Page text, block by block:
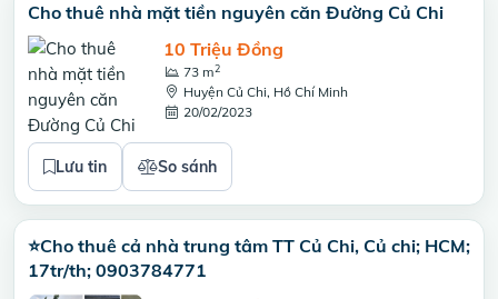
Cho thuê nhà mặt tiền nguyên căn Đường Củ Chi
10 Triệu Đồng
73 m2
Huyện Củ Chi, Hồ Chí Minh
20/02/2023
Lưu tin So sánh
⭐Cho thuê cả nhà trung tâm TT Củ Chi, Củ chi; HCM;
17tr/th; 0903784771